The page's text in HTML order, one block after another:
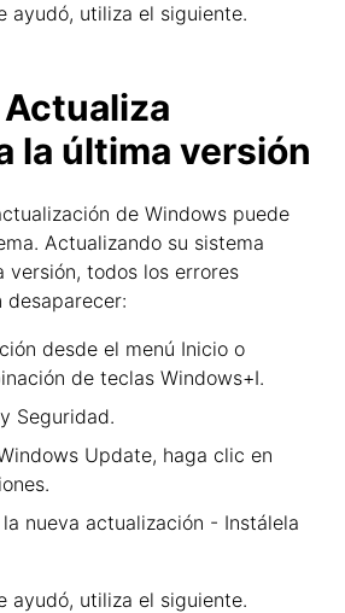
ayudó, utiliza el siguiente.
la última versión
de Windows puede
Actualizando su sistema
versión, todos los errores
desaparecer:
desde el menú Inicio o
de teclas Windows+I.
Seguridad.
Update, haga clic en
nueva actualización - Instálela
ayudó, utiliza el siguiente.